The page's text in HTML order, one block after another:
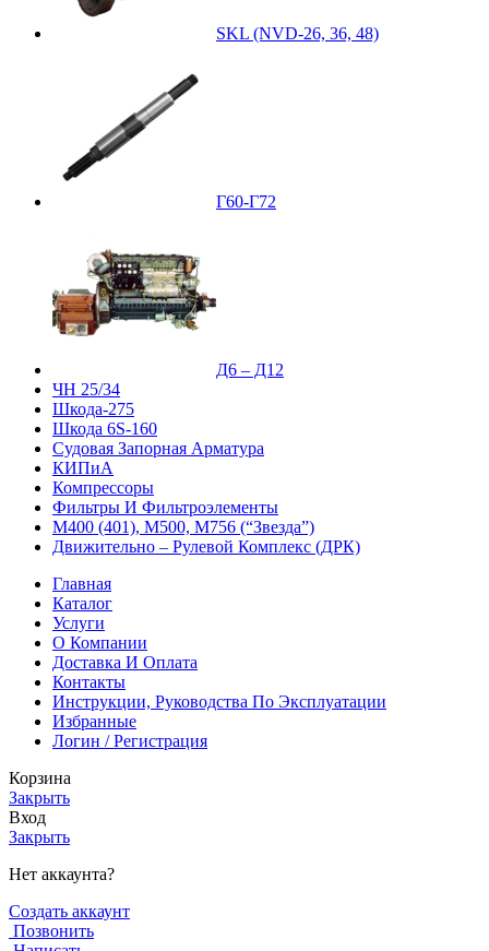
SKL (NVD-26, 36, 48)
Г60-Г72
Д6 – Д12
ЧН 25/34
Шкода-275
Шкода 6S-160
Судовая Запорная Арматура
КИПиА
Компрессоры
Фильтры И Фильтроэлементы
М400 (401), М500, М756 (“Звезда”)
Движительно – Рулевой Комплекс (ДРК)
Главная
Каталог
Услуги
О Компании
Доставка И Оплата
Контакты
Инструкции, Руководства По Эксплуатации
Избранные
Логин / Регистрация
Корзина
Закрыть
Вход
Закрыть
Нет аккаунта?
Создать аккаунт
Позвонить